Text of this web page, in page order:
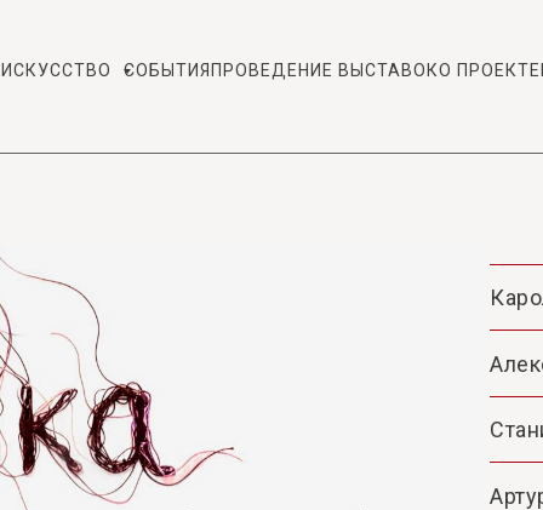
СОБЫТИЯПРОВЕДЕНИЕ ВЫСТАВОКО ПРОЕКТЕ